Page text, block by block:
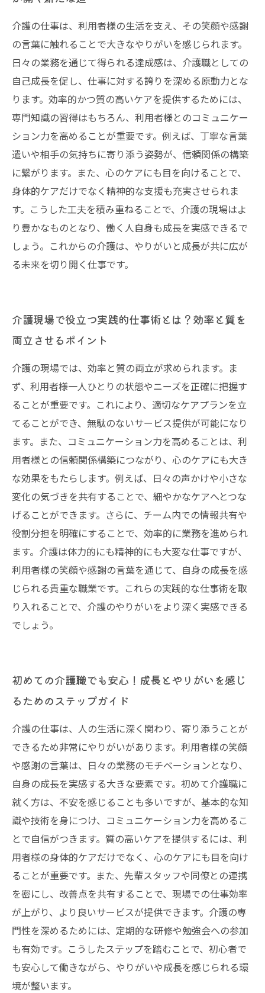
介護の仕事は、利用者様の生活を支え、その笑顔や感謝
の言葉に触れることで大きなやりがいを感じられます。
日々の業務を通じて得られる達成感は、介護職としての
自己成長を促し、仕事に対する誇りを深める原動力とな
ります。効率的かつ質の高いケアを提供するためには、
専門知識の習得はもちろん、利用者様とのコミュニケー
ション力を高めることが重要です。例えば、丁寧な言葉
遣いや相手の気持ちに寄り添う姿勢が、信頼関係の構築
に繋がります。また、心のケアにも目を向けることで、
身体的ケアだけでなく精神的な支援も充実させられま
す。こうした工夫を積み重ねることで、介護の現場はよ
り豊かなものとなり、働く人自身も成長を実感できるで
しょう。これからの介護は、やりがいと成長が共に広が
る未来を切り開く仕事です。
介護現場で役立つ実践的仕事術とは？効率と質を
両立させるポイント
介護の現場では、効率と質の両立が求められます。ま
ず、利用者様一人ひとりの状態やニーズを正確に把握す
ることが重要です。これにより、適切なケアプランを立
てることができ、無駄のないサービス提供が可能になり
ます。また、コミュニケーション力を高めることは、利
用者様との信頼関係構築につながり、心のケアにも大き
な効果をもたらします。例えば、日々の声かけや小さな
変化の気づきを共有することで、細やかなケアへとつな
げることができます。さらに、チーム内での情報共有や
役割分担を明確にすることで、効率的に業務を進められ
ます。介護は体力的にも精神的にも大変な仕事ですが、
利用者様の笑顔や感謝の言葉を通じて、自身の成長を感
じられる貴重な職業です。これらの実践的な仕事術を取
り入れることで、介護のやりがいをより深く実感できる
でしょう。
初めての介護職でも安心！成長とやりがいを感じ
るためのステップガイド
介護の仕事は、人の生活に深く関わり、寄り添うことが
できるため非常にやりがいがあります。利用者様の笑顔
や感謝の言葉は、日々の業務のモチベーションとなり、
自身の成長を実感する大きな要素です。初めて介護職に
就く方は、不安を感じることも多いですが、基本的な知
識や技術を身につけ、コミュニケーション力を高めるこ
とで自信がつきます。質の高いケアを提供するには、利
用者様の身体的ケアだけでなく、心のケアにも目を向け
ることが重要です。また、先輩スタッフや同僚との連携
を密にし、改善点を共有することで、現場での仕事効率
が上がり、より良いサービスが提供できます。介護の専
門性を深めるためには、定期的な研修や勉強会への参加
も有効です。こうしたステップを踏むことで、初心者で
も安心して働きながら、やりがいや成長を感じられる環
境が整います。